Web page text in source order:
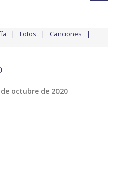
Fotos Canciones
octubre de 2020